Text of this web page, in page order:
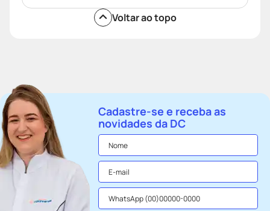
Voltar ao topo
Cadastre-se e receba as
novidades da DC